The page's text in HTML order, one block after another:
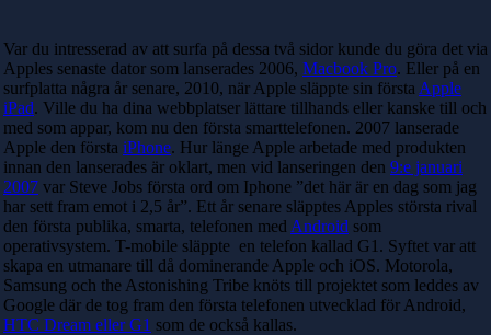
Var du intresserad av att surfa på dessa två sidor kunde du göra det via
Apples senaste dator som lanserades 2006, Macbook Pro. Eller på en
surfplatta några år senare, 2010, när Apple släppte sin första Apple
iPad. Ville du ha dina webbplatser lättare tillhands eller kanske till och
med som appar, kom nu den första smarttelefonen. 2007 lanserade
Apple den första iPhone. Hur länge Apple arbetade med produkten
innan den lanserades är oklart, men vid lanseringen den 9:e januari
2007 var Steve Jobs första ord om Iphone ”det här är en dag som jag
har sett fram emot i 2,5 år”. Ett år senare släpptes Apples största rival
den första publika, smarta, telefonen med Android som
operativsystem. T-mobile släppte en telefon kallad G1. Syftet var att
skapa en utmanare till då dominerande Apple och iOS. Motorola,
Samsung och the Astonishing Tribe knöts till projektet som leddes av
Google där de tog fram den första telefonen utvecklad för Android,
HTC Dream eller G1 som de också kallas.